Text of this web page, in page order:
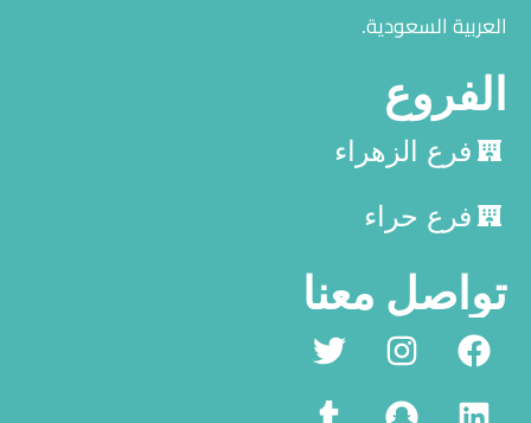
العربية السعودية.
الفروع
فرع الزهراء
فرع حراء
تواصل معنا